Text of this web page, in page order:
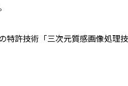
特許技術「三次元質感画像処